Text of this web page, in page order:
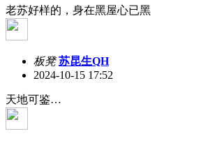
老苏好样的，身在黑屋心已黑
板凳 苏昆生QH
2024-10-15 17:52
天地可鉴…